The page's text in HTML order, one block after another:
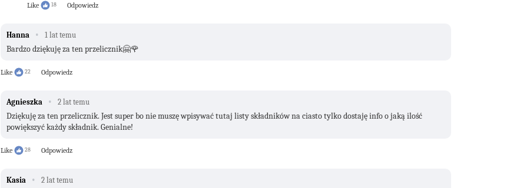
Like 18 Odpowiedz
Hanna · 1 lat temu
Bardzo dziękuję za ten przelicznik🤗🌹
Like 22 Odpowiedz
Agnieszka · 2 lat temu
Dziękuję za ten przelicznik. Jest super bo nie muszę wpisywać tutaj listy składników na ciasto tylko dostaję info o jaką ilość
powiększyć każdy składnik. Genialne!
Like 28 Odpowiedz
Kasia · 2 lat temu